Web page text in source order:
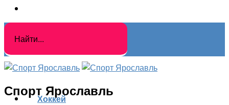
Спорт Ярославль
Хоккей